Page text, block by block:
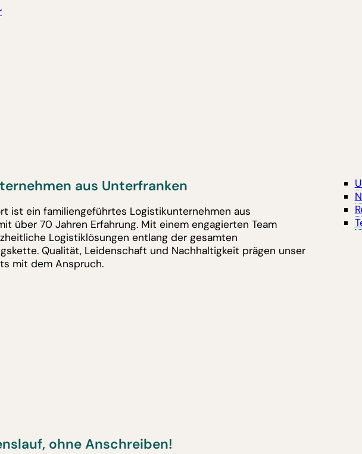
aus Unterfranken
ist ein familiengeführtes Logistikunternehmen aus
über 70 Jahren Erfahrung. Mit einem engagierten Team
Logistiklösungen entlang der gesamten
Qualität, Leidenschaft und Nachhaltigkeit prägen unser
mit dem Anspruch.
ohne Anschreiben!